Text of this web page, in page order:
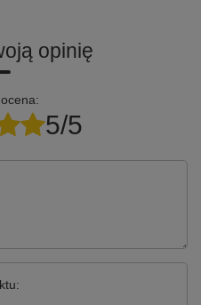
x 2400
opinię
5/5